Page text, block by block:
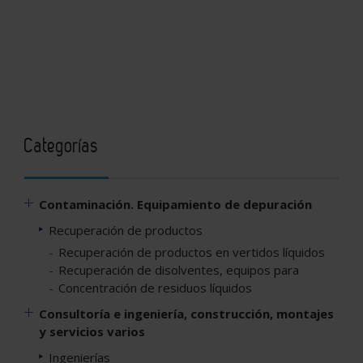
Categorías
Contaminación. Equipamiento de depuración
Recuperación de productos
Recuperación de productos en vertidos líquidos
Recuperación de disolventes, equipos para
Concentración de residuos líquidos
Consultoría e ingeniería, construcción, montajes
y servicios varios
Ingenierías